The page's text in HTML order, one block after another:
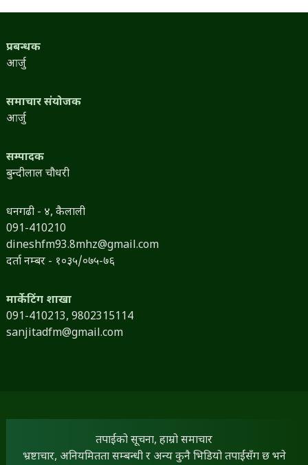
प्रबन्धक
आर्जु
समाचार संयोजक
आर्जु
सम्पादक
बुन्दीलाल चौधरी
धनगढी - ४, कैलाली
091-410210
dineshfm93.8mhz@gmail.com
दर्ता नम्बर - १०३५/०७५-७६
मार्केटिंग शाखा
091-410213, 9802315114
sanjitadfm@gmail.com
तपाईंको सूचना, हाम्रो समाचार
भ्रष्टाचार, अनियमितता सम्बन्धी र अन्य कुनै भिडियो तपाईंसँग छ भने